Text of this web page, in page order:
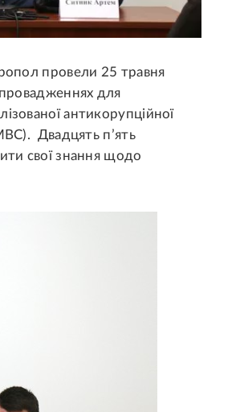
провели 25 травня
для
антикорупційної
Двадцять п’ять
свої знання щодо